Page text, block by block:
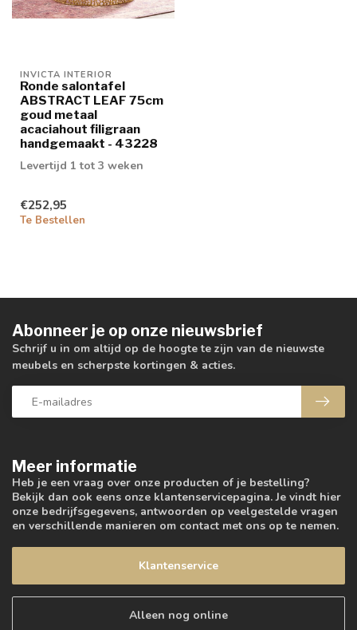
INVICTA INTERIOR
Ronde salontafel
ABSTRACT LEAF 75cm
goud metaal
acaciahout filigraan
handgemaakt - 43228
Levertijd 1 tot 3 weken
€252,95
Te Bestellen
Meer informatie
Heb je een vraag over onze producten of je bestelling?
Bekijk dan ook eens onze klantenservicepagina. Je vindt hier
onze bedrijfsgegevens, antwoorden op veelgestelde vragen
en verschillende manieren om contact met ons op te nemen.
Klantenservice
Alleen nog online
Abonneer je op onze nieuwsbrief
Schrijf u in om altijd op de hoogte te zijn van de nieuwste
meubels en scherpste kortingen & acties.